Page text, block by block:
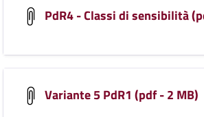
PdR4 - Classi di sensibilità
Variante 5 PdR1 (pdf - 2 MB)